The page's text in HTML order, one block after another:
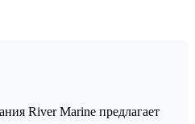
River Marine предлагает